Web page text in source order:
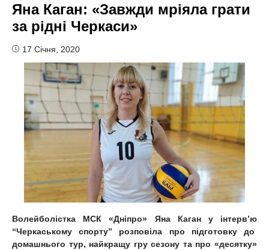
Яна Каган: «Завжди мріяла грати
за рідні Черкаси»
17 Січня, 2020
Волейболістка МСК «Дніпро» Яна Каган у інтерв’ю
“Черкаському спорту” розповіла про підготовку до
домашнього тур, найкращу гру сезону та про «десятку»